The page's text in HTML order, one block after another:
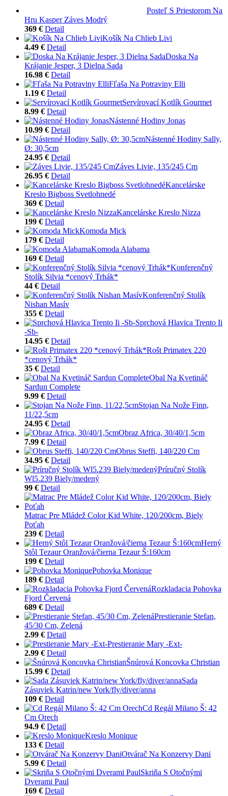
Posteľ S Priestorom Na
Hru Kasper Záves Modrý
369 € Detail
Košík Na Chlieb Livi
4.49 € Detail
Doska Na
Krájanie Jesper, 3 Dielna Sada
16.98 € Detail
Fľaša Na Potraviny Elli
1.19 € Detail
Servírovací Kotlík Gourmet
8.99 € Detail
Nástenné Hodiny Jonas
10.99 € Detail
Nástenné Hodiny Sally,
Ø: 30,5cm
24.95 € Detail
Záves Livie, 135/245 Cm
26.95 € Detail
Kancelárske
Kreslo Bigboss Svetlohnedé
369 € Detail
Kancelárske Kreslo Nizza
199 € Detail
Komoda Mick
179 € Detail
Komoda Alabama
169 € Detail
Konferenčný
Stolík Silvia *cenový Trhák*
44 € Detail
Konferenčný Stolík
Nishan Masív
355 € Detail
Sprchová Hlavica Trento Ii
-Sb-
14.95 € Detail
Rošt Primatex 220
*cenový Trhák*
35 € Detail
Obal Na Kvetináč
Sardun Complete
9.99 € Detail
Stojan Na Nože Finn,
11/22,5cm
24.95 € Detail
Obraz Africa, 30/40/1,5cm
7.99 € Detail
Obrus Steffi, 140/220 Cm
34.95 € Detail
Príručný Stolík
Wl5.239 Biely/medený
99 € Detail
Matrac Pre Mládež Color Kid White, 120/200cm, Biely
Poťah
239 € Detail
Herný
Stôl Tezaur Oranžová/čierna Tezaur Š:160cm
199 € Detail
Pohovka Monique
189 € Detail
Rozkladacia Pohovka
Fjord Červená
689 € Detail
Prestieranie Stefan,
45/30 Cm, Zelená
2.99 € Detail
Prestieranie Mary -Ext-
2.99 € Detail
Šnúrová Koncovka Christian
15.99 € Detail
Sada
Zásuviek Katrin/new York/fly/diver/anna
109 € Detail
Cd Regál Milano Š: 42
Cm Orech
94.9 € Detail
Kreslo Monique
133 € Detail
Otvárač Na Konzervy Dani
5.99 € Detail
Skriňa S Otočnými
Dverami Paul
169 € Detail